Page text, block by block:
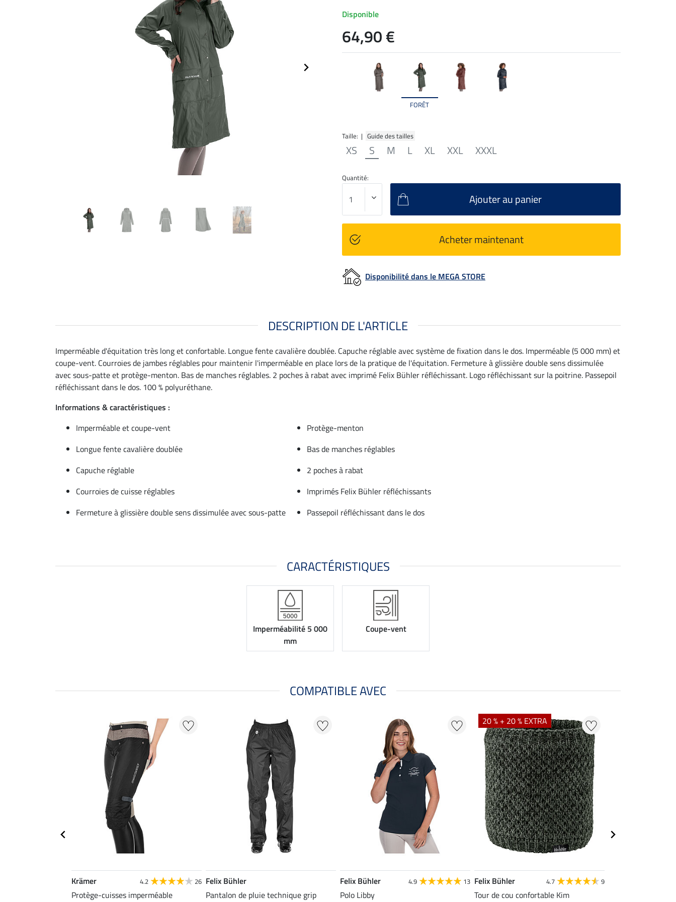
FORÊT
Taille: | Guide des tailles
XS S M L XL XXL XXXL
Disponible
64,90 €
Quantité:
Ajouter au panier
Acheter maintenant
Disponibilité dans le MEGA STORE
DESCRIPTION DE L'ARTICLE
Imperméable d'équitation très long et confortable. Longue fente cavalière doublée. Capuche réglable avec système de fixation dans le dos. Imperméable (5 000 mm) et
coupe-vent. Courroies de jambes réglables pour maintenir l'imperméable en place lors de la pratique de l'équitation. Fermeture à glissière double sens dissimulée
avec sous-patte et protège-menton. Bas de manches réglables. 2 poches à rabat avec imprimé Felix Bühler réfléchissant. Logo réfléchissant sur la poitrine. Passepoil
réfléchissant dans le dos. 100 % polyuréthane.
Informations & caractéristiques :
Imperméable et coupe-vent
Protège-menton
Longue fente cavalière doublée
Bas de manches réglables
Capuche réglable
2 poches à rabat
Courroies de cuisse réglables
Imprimés Felix Bühler réfléchissants
Fermeture à glissière double sens dissimulée avec sous-patte
Passepoil réfléchissant dans le dos
CARACTÉRISTIQUES
Imperméabilité 5 000
mm
Coupe-vent
COMPATIBLE AVEC
Krämer 4.2 26
Protège-cuisses imperméable
Felix Bühler
Pantalon de pluie technique grip
Felix Bühler 4.9 13
Polo Libby
20 % + 20 % EXTRA
Felix Bühler 4.7 9
Tour de cou confortable Kim